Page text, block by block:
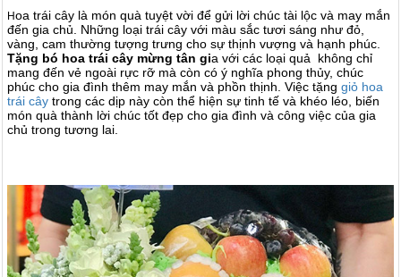
Hoa trái cây là món quà tuyệt vời để gửi lời chúc tài lộc và may mắn
đến gia chủ. Những loại trái cây với màu sắc tươi sáng như đỏ,
vàng, cam thường tượng trưng cho sự thịnh vượng và hạnh phúc.
Tặng bó hoa trái cây mừng tân gia với các loại quả không chỉ
mang đến vẻ ngoài rực rỡ mà còn có ý nghĩa phong thủy, chúc
phúc cho gia đình thêm may mắn và phồn thịnh. Việc tặng giỏ hoa
trái cây trong các dịp này còn thể hiện sự tinh tế và khéo léo, biến
món quà thành lời chúc tốt đẹp cho gia đình và công việc của gia
chủ trong tương lai.